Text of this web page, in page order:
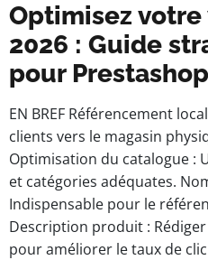
Optimisez
2026 : Guide
pour Prestashop
EN BREF Référencement
clients vers le magasin
Optimisation du catalogue :
et catégories adéquates.
Indispensable pour le
Description produit :
pour améliorer le taux de